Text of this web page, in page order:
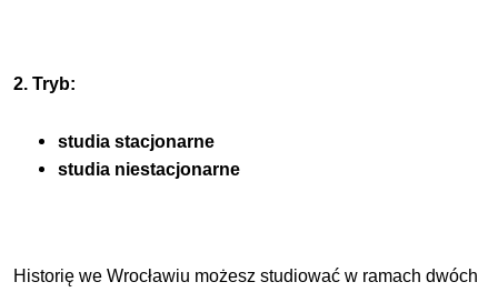
2. Tryb:
studia stacjonarne
studia niestacjonarne
Historię we Wrocławiu możesz studiować w ramach dwóch